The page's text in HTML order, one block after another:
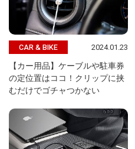
CAR & BIKE 2024.01.23
【カー用品】ケーブルや駐車券
の定位置はココ！クリップに挟
むだけでゴチャつかない